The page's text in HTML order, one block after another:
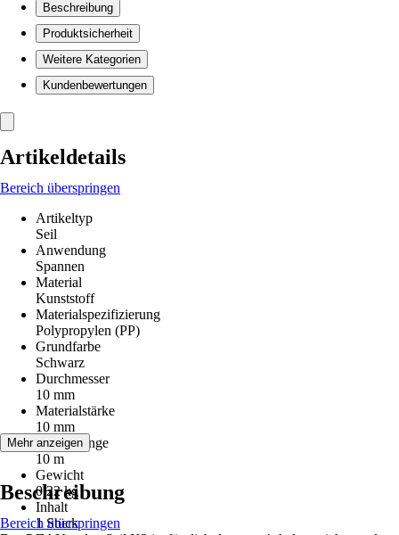
Beschreibung
Produktsicherheit
Weitere Kategorien
Kundenbewertungen
Artikeldetails
Bereich überspringen
Artikeltyp
Seil
Anwendung
Spannen
Material
Kunststoff
Materialspezifizierung
Polypropylen (PP)
Grundfarbe
Schwarz
Durchmesser
10 mm
Materialstärke
10 mm
Gesamtlänge
10 m
Gewicht
0,22 kg
Inhalt
1 Stück
Mehr anzeigen
Beschreibung
Bereich überspringen